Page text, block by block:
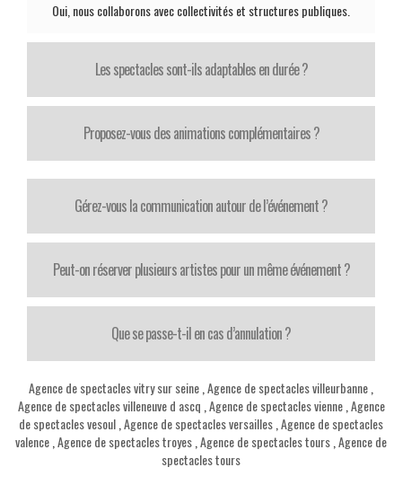
Oui, nous collaborons avec collectivités et structures publiques.
Les spectacles sont-ils adaptables en durée ?
Proposez-vous des animations complémentaires ?
Gérez-vous la communication autour de l’événement ?
Peut-on réserver plusieurs artistes pour un même événement ?
Que se passe-t-il en cas d’annulation ?
Agence de spectacles vitry sur seine Agence de spectacles villeurbanne
Agence de spectacles villeneuve d ascq Agence de spectacles vienne, Agence
de spectacles vesoul Agence de spectacles versailles Agence de spectacles
valence Agence de spectacles troyes Agence de spectacles tours Agence de
spectacles tours